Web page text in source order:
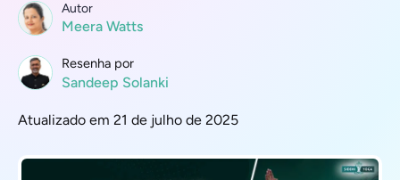
Autor
Meera Watts
Resenha por
Sandeep Solanki
Atualizado em 21 de julho de 2025